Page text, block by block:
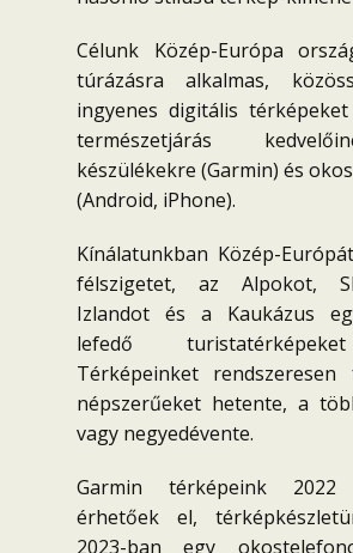
Célunk Közép-Európa
túrázásra alkalmas,
ingyenes digitális
természetjárás
készülékekre (Garmin) és
(Android, iPhone).
Kínálatunkban Közép-
félszigetet, az Alpokot,
Izlandot és a Kaukázus
lefedő
Térképeinket
népszerűeket hetente, a
vagy negyedévente.
Garmin térképeink
érhetőek el,
2023-ban egy